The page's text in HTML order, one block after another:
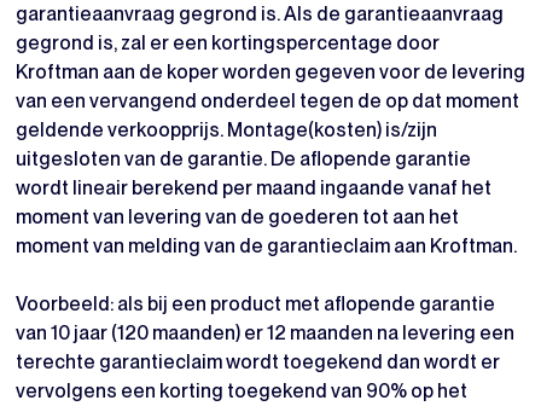
garantieaanvraag gegrond is. Als de garantieaanvraag
gegrond is, zal er een kortingspercentage door
Kroftman aan de koper worden gegeven voor de levering
van een vervangend onderdeel tegen de op dat moment
geldende verkoopprijs. Montage(kosten) is/zijn
uitgesloten van de garantie. De aflopende garantie
wordt lineair berekend per maand ingaande vanaf het
moment van levering van de goederen tot aan het
moment van melding van de garantieclaim aan Kroftman.
Voorbeeld: als bij een product met aflopende garantie
van 10 jaar (120 maanden) er 12 maanden na levering een
terechte garantieclaim wordt toegekend dan wordt er
vervolgens een korting toegekend van 90% op het